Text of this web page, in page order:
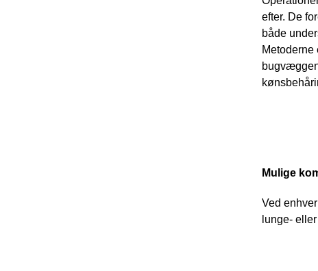
efter. De
både
Mulige
Ved
lunge-